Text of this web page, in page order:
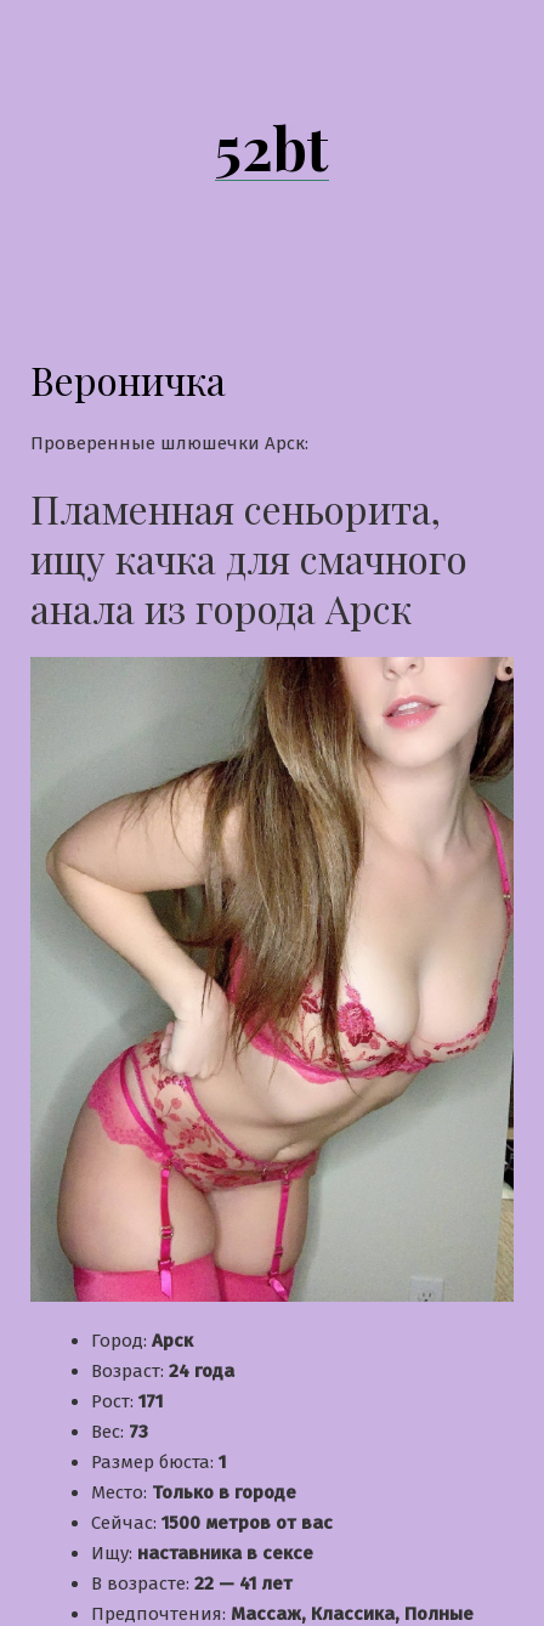
52bt
Вероничка
Проверенные шлюшечки Арск:
Пламенная сеньорита,
ищу качка для смачного
анала из города Арск
Город: Арск
Возраст: 24 года
Рост: 171
Вес: 73
Размер бюста: 1
Место: Только в городе
Сейчас: 1500 метров от вас
Ищу: наставника в сексе
В возрасте: 22 — 41 лет
Предпочтения: Массаж, Классика, Полные